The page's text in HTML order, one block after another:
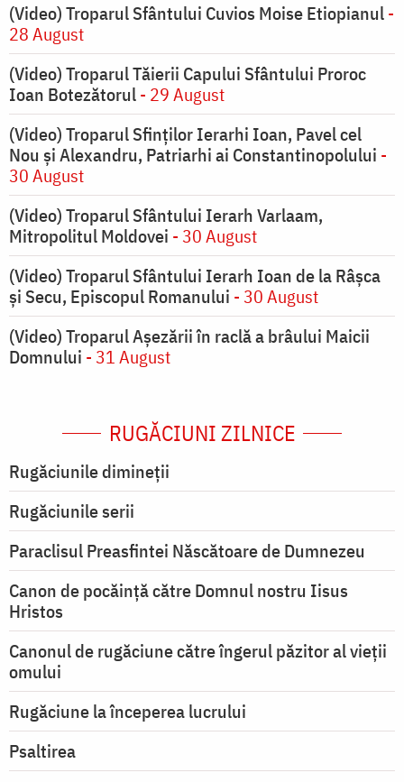
(Video) Troparul Sfântului Cuvios Moise Etiopianul-
28 August
(Video) Troparul Tăierii Capului Sfântului Proroc
Ioan Botezătorul- 29 August
(Video) Troparul Sfinților Ierarhi Ioan, Pavel cel
Nou și Alexandru, Patriarhi ai Constantinopolului -
30 August
(Video) Troparul Sfântului Ierarh Varlaam,
Mitropolitul Moldovei - 30 August
(Video) Troparul Sfântului Ierarh Ioan de la Râșca
și Secu, Episcopul Romanului - 30 August
(Video) Troparul Așezării în raclă a brâului Maicii
Domnului - 31 August
RUGĂCIUNI ZILNICE
Rugăciunile dimineții
Rugăciunile serii
Paraclisul Preasfintei Născătoare de Dumnezeu
Canon de pocăință către Domnul nostru Iisus
Hristos
Canonul de rugăciune către îngerul păzitor al vieții
omului
Rugăciune la începerea lucrului
Psaltirea